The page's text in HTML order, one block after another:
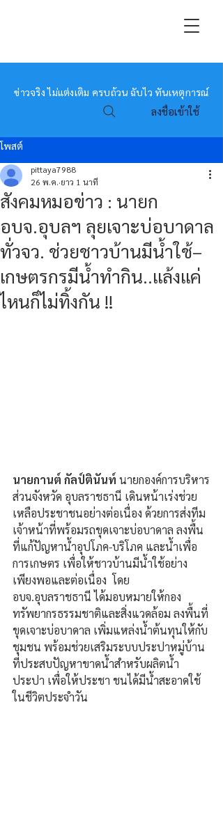
หมอข่าว
ข่าวจริง ไม่แต่งเติม ครบถ้วน ฉับไว ทันเหตุการณ์
ลงชื่อเข้าใช้
โพสต์
สังคมหมอข่าว : นายก
อบจ.อุบลฯ ลุยเจาะบ่อบาดาล
ทั่วจว. ช่วยชาวบ้านมีน้ำใช้–
เกษตรกรมีน้ำทำกิน..แล้งแค่
ไหนก็ไม่ทิ้งกัน !!
pittaya7988
26 พ.ค. ยาว 1 นาที
นายกานต์ กัลป์ตินันท์ นายกองค์การบริหาร
ส่วนจังหวัด อุบลราชธานี เดินหน้าเร่งช่วย
เหลือประชาชนอย่างต่อเนื่อง ด้วยการส่งทีม
เจ้าหน้าที่พร้อมรถขุดเจาะบ่อบาดาล ลงพื้น
ที่แก้ปัญหาน้ำอุปโภค-บริโภค และน้ำเพื่อ
การเกษตร เพื่อให้ชาวบ้านมีน้ำใช้อย่าง
เพียงพอและต่อเนื่อง  โดย
อบจ.อุบลราชธานี ได้มอบหมายให้กอง
ทรัพยากรธรรมชาติและสิ่งแวดล้อม ลงพื้นที่
ขุดเจาะบ่อบาดาล เพิ่มแหล่งน้ำต้นทุนให้กับ
ชุมชน พร้อมช่วยเสริมระบบประปาหมู่บ้าน
ที่ประสบปัญหาขาดน้ำสำหรับผลิตน้ำ
ประปา เพื่อให้ประชา ชนได้มีน้ำสะอาดใช้
ในชีวิตประจำวัน